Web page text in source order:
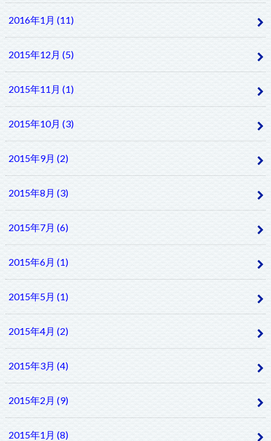
2016年1月 (11)
2015年12月 (5)
2015年11月 (1)
2015年10月 (3)
2015年9月 (2)
2015年8月 (3)
2015年7月 (6)
2015年6月 (1)
2015年5月 (1)
2015年4月 (2)
2015年3月 (4)
2015年2月 (9)
2015年1月 (8)